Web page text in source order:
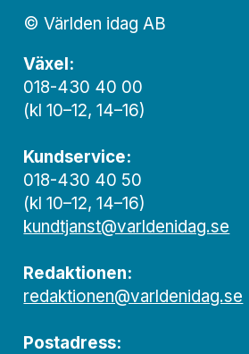
© Världen idag AB
Växel:
018-430 40 00
(kl 10–12, 14–16)
Kundservice:
018-430 40 50
(kl 10–12, 14–16)
kundtjanst@varldenidag.se
Redaktionen:
redaktionen@varldenidag.se
Postadress: